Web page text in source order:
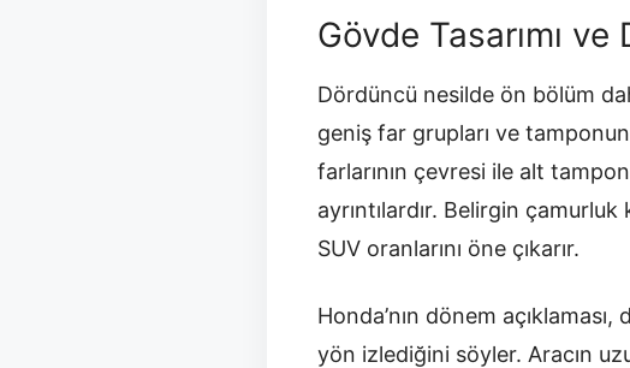
Gövde Tasarımı ve
Dördüncü nesilde ön bölüm
geniş far grupları ve
farlarının çevresi ile alt
ayrıntılardır. Belirgin
SUV oranlarını öne çıkarır.
Honda’nın dönem
yön izlediğini söyler. Aracın